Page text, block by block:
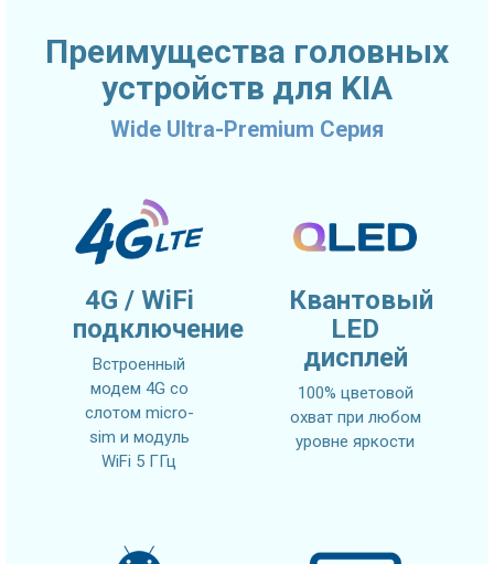
Преимущества головных
устройств для KIA
Wide Ultra-Premium Серия
4G / WiFi
подключение
Встроенный
модем 4G со
слотом micro-
sim и модуль
WiFi 5 ГГц
Квантовый
LED
дисплей
100% цветовой
охват при любом
уровне яркости